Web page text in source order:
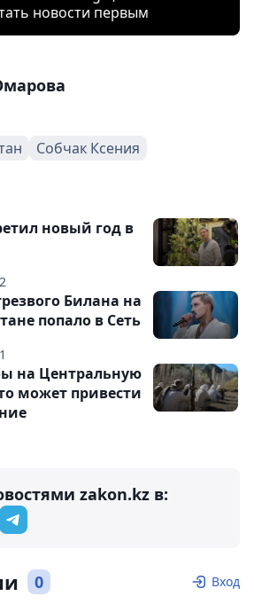
новости первым
Собчак Ксения
новый год в
Билана на
попало в Сеть
на Центральную
может привести
zakon.kz в:
0 Вход